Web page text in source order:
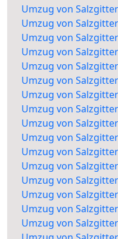
Umzug von
Umzug von
Umzug von
Umzug von
Umzug von
Umzug von
Umzug von
Umzug von
Umzug von
Umzug von
Umzug von
Umzug von
Umzug von
Umzug von
Umzug von
Umzug von